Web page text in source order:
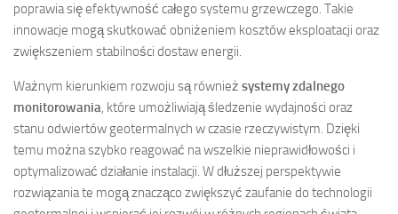
poprawia się efektywność całego systemu grzewczego. Takie
innowacje mogą skutkować obniżeniem kosztów eksploatacji oraz
zwiększeniem stabilności dostaw energii.
Ważnym kierunkiem rozwoju są również systemy zdalnego
monitorowania, które umożliwiają śledzenie wydajności oraz
stanu odwiertów geotermalnych w czasie rzeczywistym. Dzięki
temu można szybko reagować na wszelkie nieprawidłowości i
optymalizować działanie instalacji. W dłuższej perspektywie
rozwiązania te mogą znacząco zwiększyć zaufanie do technologii